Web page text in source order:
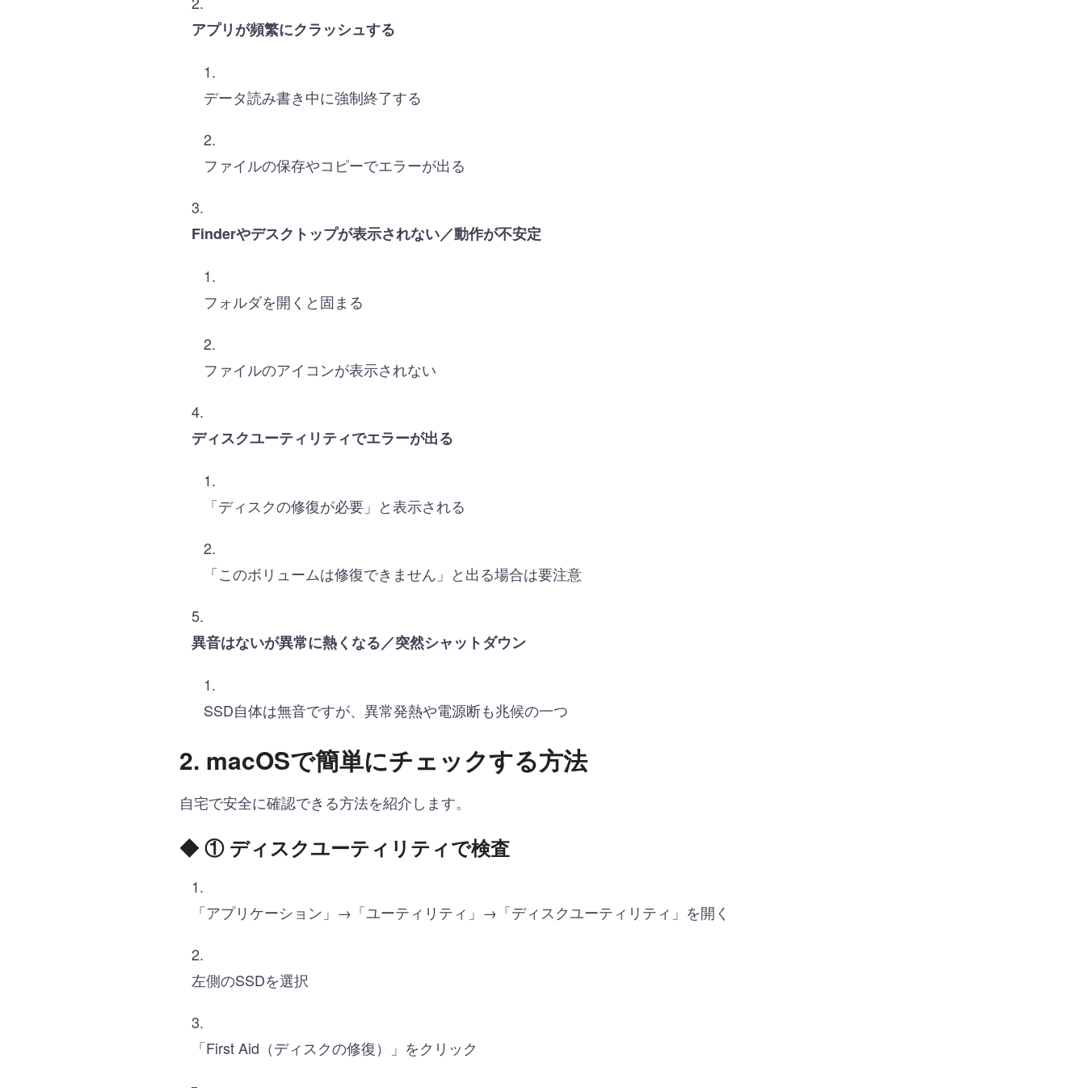
アプリが頻繁にクラッシュする
データ読み書き中に強制終了する
ファイルの保存やコピーでエラーが出る
Finderやデスクトップが表示されない／動作が不安定
フォルダを開くと固まる
ファイルのアイコンが表示されない
ディスクユーティリティでエラーが出る
「ディスクの修復が必要」と表示される
「このボリュームは修復できません」と出る場合は要注意
異音はないが異常に熱くなる／突然シャットダウン
SSD自体は無音ですが、異常発熱や電源断も兆候の一つ
2. macOSで簡単にチェックする方法
自宅で安全に確認できる方法を紹介します。
◆① ディスクユーティリティで検査
「アプリケーション」→「ユーティリティ」→「ディスクユーティリティ」を開く
左側のSSDを選択
「First Aid（ディスクの修復）」をクリック